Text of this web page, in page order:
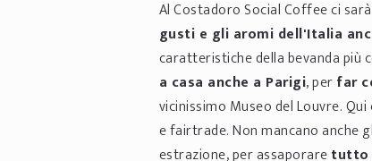
Al Costadoro Social Coffee ci
gusti e gli aromi dell'Italia
caratteristiche della bevanda più
a casa anche a Parigi, perfar
vicinissimo Museo del Louvre.Qui
e fairtrade. Non mancano anche
estrazione, per assaporaretutto